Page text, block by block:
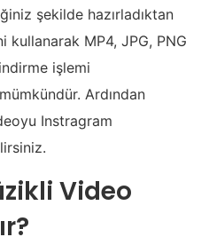
şekilde hazırladıktan
kullanarak MP4, JPG, PNG
işlemi
Ardından
Instragram
Video